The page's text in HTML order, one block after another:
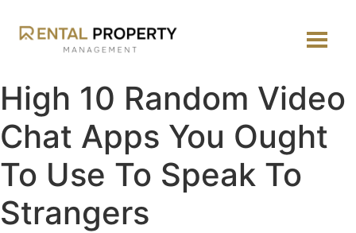
High 10 Random Video
Chat Apps You Ought
To Use To Speak To
Strangers